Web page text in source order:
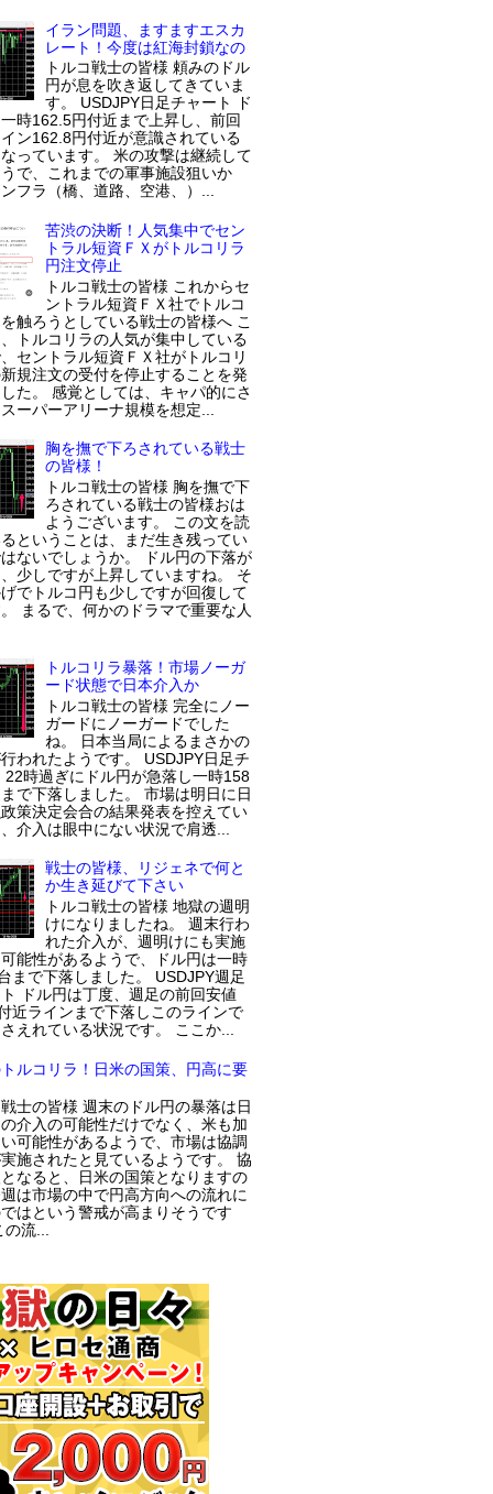
イラン問題、ますますエスカ
レート！今度は紅海封鎖なの
トルコ戦士の皆様 頼みのドル
円が息を吹き返してきていま
す。 USDJPY日足チャート ド
時162.5円付近まで上昇し、前回
ン162.8円付近が意識されている
っています。 米の攻撃は継続して
で、これまでの軍事施設狙いか
フラ（橋、道路、空港、）...
苦渋の決断！人気集中でセン
トラル短資ＦＸがトルコリラ
円注文停止
トルコ戦士の皆様 これからセ
ントラル短資ＦＸ社でトルコ
触ろうとしている戦士の皆様へ こ
トルコリラの人気が集中している
セントラル短資ＦＸ社がトルコリ
規注文の受付を停止することを発
た。 感覚としては、キャパ的にさ
ーパーアリーナ規模を想定...
胸を撫で下ろされている戦士
の皆様！
トルコ戦士の皆様 胸を撫で下
ろされている戦士の皆様おは
ようございます。 この文を読
ということは、まだ生き残ってい
ないでしょうか。 ドル円の下落が
少しですが上昇していますね。 そ
でトルコ円も少しですが回復して
まるで、何かのドラマで重要な人
トルコリラ暴落！市場ノーガ
ード状態で日本介入か
トルコ戦士の皆様 完全にノー
ガードにノーガードでした
ね。 日本当局によるまさかの
われたようです。 USDJPY日足チ
22時過ぎにドル円が急落し一時158
で下落しました。 市場は明日に日
策決定会合の結果発表を控えてい
介入は眼中にない状況で肩透...
戦士の皆様、リジェネで何と
か生き延びて下さい
トルコ戦士の皆様 地獄の週明
けになりましたね。 週末行わ
れた介入が、週明けにも実施
能性があるようで、ドル円は一時
まで下落しました。 USDJPY週足
ドル円は丁度、週足の前回安値
近ラインまで下落しこのラインで
えれている状況です。 ここか...
ルコリラ！日米の国策、円高に要
士の皆様 週末のドル円の暴落は日
介入の可能性だけでなく、米も加
可能性があるようで、市場は協調
施されたと見ているようです。 協
なると、日米の国策となりますの
は市場の中で円高方向への流れに
はという警戒が高まりそうです
の流...